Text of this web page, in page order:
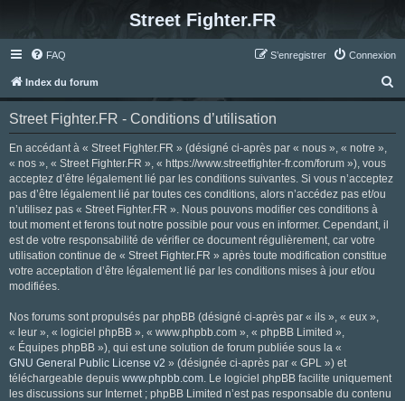
Street Fighter.FR
FAQ Connexion
S’enregistrer
Index du forum
e
Street Fighter.FR - Conditions d’utilisation
En accédant à « Street Fighter.FR » (désigné ci-après par « nous », « notre »,
« nos », « Street Fighter.FR », « https://www.streetfighter-fr.com/forum »), vous
acceptez d’être légalement lié par les conditions suivantes. Si vous n’acceptez
pas d’être légalement lié par toutes ces conditions, alors n’accédez pas et/ou
n’utilisez pas « Street Fighter.FR ». Nous pouvons modifier ces conditions à
tout moment et ferons tout notre possible pour vous en informer. Cependant, il
est de votre responsabilité de vérifier ce document régulièrement, car votre
utilisation continue de « Street Fighter.FR » après toute modification constitue
votre acceptation d’être légalement lié par les conditions mises à jour et/ou
modifiées.
Nos forums sont propulsés par phpBB (désigné ci-après par « ils », « eux »,
« leur », « logiciel phpBB », « www.phpbb.com », « phpBB Limited »,
« Équipes phpBB »), qui est une solution de forum publiée sous la «
GNU General Public License v2 » (désignée ci-après par « GPL ») et
téléchargeable depuis www.phpbb.com. Le logiciel phpBB facilite uniquement
les discussions sur Internet ; phpBB Limited n’est pas responsable du contenu